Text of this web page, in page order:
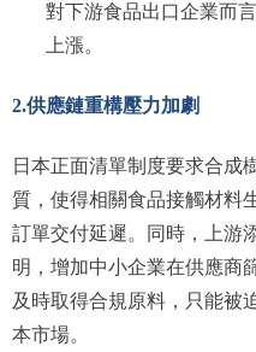
對下游食品出口企業而
上漲。
2.供應鏈重構壓力加劇
日本正面清單制度要求合成
質，使得相關食品接觸材料
訂單交付延遲。同時，上游
明，增加中小企業在供應商
及時取得合規原料，只能被
本市場。